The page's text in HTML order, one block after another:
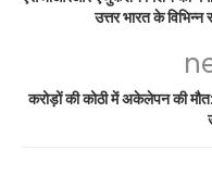
उत्तर भारत के विभिन्न
करोड़ों की कोठी में अकेलेपन की